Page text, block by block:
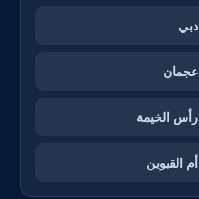
دبي
عجمان
رأس الخيمة
أم القيوين